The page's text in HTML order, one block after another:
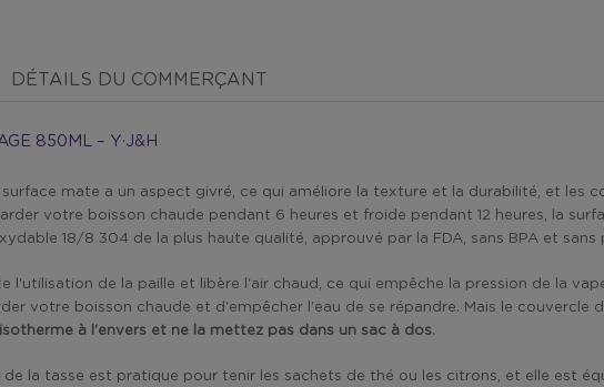
DÉTAILS DU COMMERÇANT
850ML – Y·J&H
mate a un aspect givré, ce qui améliore la texture et la durabilité, et les
votre boisson chaude pendant 6 heures et froide pendant 12 heures, la
18/8 304 de la plus haute qualité, approuvé par la FDA, sans BPA et sans
l'utilisation de la paille et libère l'air chaud, ce qui empêche la pression de la
votre boisson chaude et d'empêcher l'eau de se répandre. Mais le couvercle
à l'envers et ne la mettez pas dans un sac à dos.
de la tasse est pratique pour tenir les sachets de thé ou les citrons, et elle est